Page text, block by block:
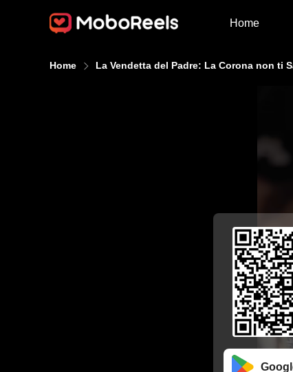
Home
Home La Vendetta del Padre: La Corona non ti